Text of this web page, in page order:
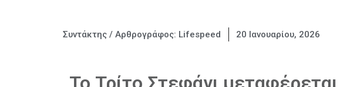
Συντάκτης / Αρθρογράφος: Lifespeed 20 Ιανουαρίου, 2026